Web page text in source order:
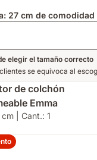
27 cm de comodidad
elegir el tamaño correcto
se equivoca al
de colchón
Emma
| Cant.: 1